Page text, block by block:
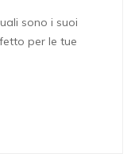
sono i suoi
per le tue